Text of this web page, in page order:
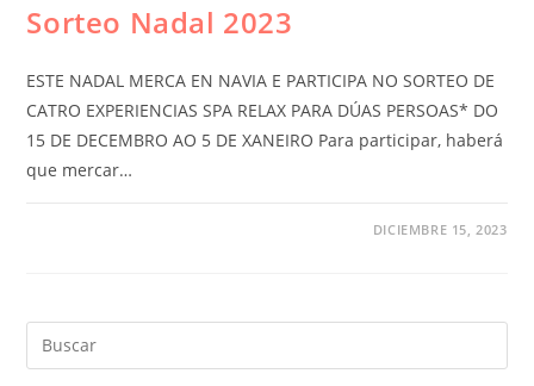
Sorteo Nadal 2023
ESTE NADAL MERCA EN NAVIA E PARTICIPA NO SORTEO DE
CATRO EXPERIENCIAS SPA RELAX PARA DÚAS PERSOAS* DO
15 DE DECEMBRO AO 5 DE XANEIRO Para participar, haberá
que mercar…
DICIEMBRE 15, 2023